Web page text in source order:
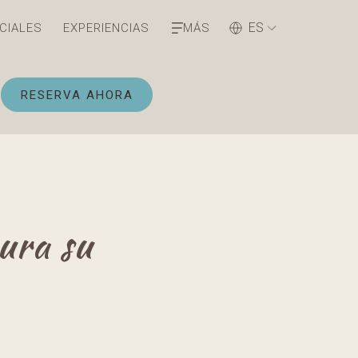
EXPERIENCIAS MÁS ES
RESERVA AHORA ABRE EN UNA NUEVA PESTAÑA
su